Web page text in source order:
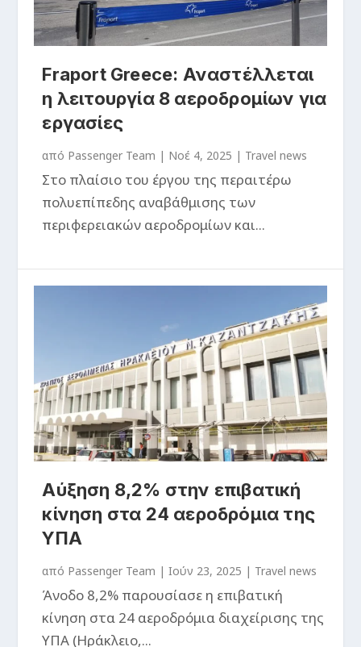
Fraport Greece: Αναστέλλεται
η λειτουργία 8 αεροδρομίων για
εργασίες
από Passenger Team | Νοέ 4, 2025 | Travel news
Στο πλαίσιο του έργου της περαιτέρω
πολυεπίπεδης αναβάθμισης των
περιφερειακών αεροδρομίων και...
Αύξηση 8,2% στην επιβατική
κίνηση στα 24 αεροδρόμια της
ΥΠΑ
από Passenger Team |Ιούν 23, 2025 | Travel news
Άνοδο 8,2% παρουσίασε η επιβατική
κίνηση στα 24 αεροδρόμια διαχείρισης της
ΥΠΑ (Ηράκλειο,...